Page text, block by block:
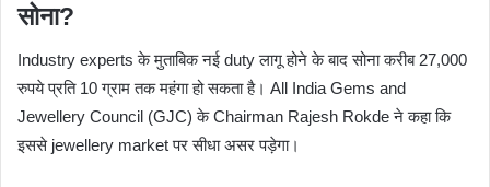
सोना?
Industry experts के मुताबिक नई duty लागू होने के बाद सोना करीब 27,000
रुपये प्रति 10 ग्राम तक महंगा हो सकता है। All India Gems and
Jewellery Council (GJC) के Chairman Rajesh Rokdeने कहा कि
इससे jewellery market पर सीधा असर पड़ेगा।